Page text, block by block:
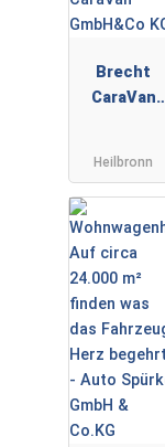
Brecht
CaraVan
Heilbronn